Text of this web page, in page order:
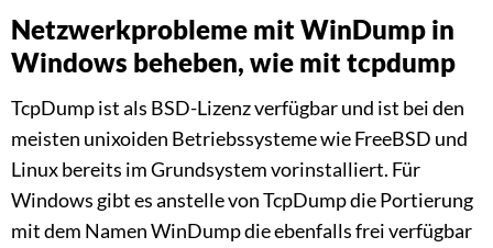
Netzwerkprobleme mit WinDump in
Windows beheben, wie mit tcpdump
TcpDump ist als BSD-Lizenz verfügbar und ist bei den
meisten unixoiden Betriebssysteme wie FreeBSD und
Linux bereits im Grundsystem vorinstalliert. Für
Windows gibt es anstelle von TcpDump die Portierung
mit dem Namen WinDump die ebenfalls frei verfügbar